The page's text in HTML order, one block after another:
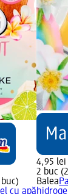
cu apă
4,95 lei
2 buc
Balea